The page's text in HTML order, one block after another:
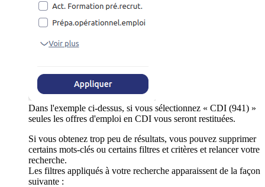
Dans l'exemple ci-dessus, si vous sélectionnez « CDI (941) »
seules les offres d'emploi en CDI vous seront restituées.
Si vous obtenez trop peu de résultats, vous pouvez supprimer
certains mots-clés ou certains filtres et critères et relancer votre
recherche.
Les filtres appliqués à votre recherche apparaissent de la façon
suivante :